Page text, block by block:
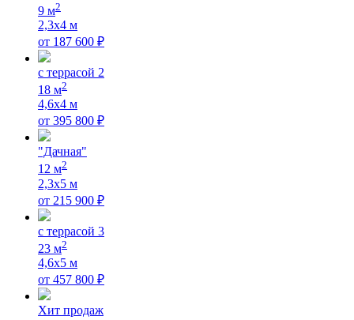
9 м2
2,3x4 м
от 187 600 ₽
c террасой 2
18 м2
4,6х4 м
от 395 800 ₽
"Дачная"
12 м2
2,3x5 м
от 215 900 ₽
с террасой 3
23 м2
4,6х5 м
от 457 800 ₽
Хит продаж